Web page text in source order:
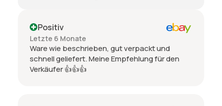
Positiv
Letzte 6 Monate
Ware wie beschrieben, gut verpackt und
schnell geliefert. Meine Empfehlung für den
Verkäufer 👍👍👍